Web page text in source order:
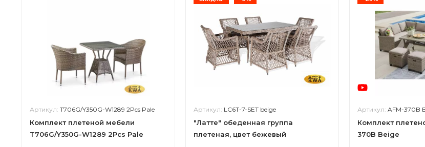
Артикул: T706G/Y350G-W1289 2Pcs Pale
Комплект плетеной мебели
T706G/Y350G-W1289 2Pcs Pale
Артикул: LC6T-7-SET beige
"Латте" обеденная группа
плетеная, цвет бежевый
Артикул: AFM-370B
Комплект
370B Beige